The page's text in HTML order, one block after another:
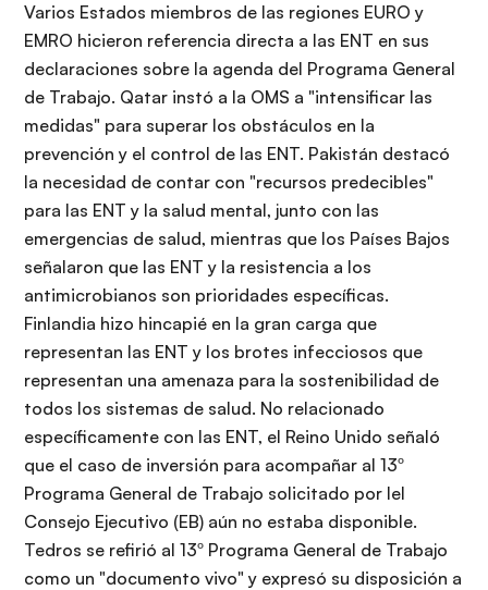
Varios Estados miembros de las regiones EURO y
EMRO hicieron referencia directa a las ENT en sus
declaraciones sobre la agenda del Programa General
de Trabajo. Qatar instó a la OMS a "intensificar las
medidas" para superar los obstáculos en la
prevención y el control de las ENT. Pakistán destacó
la necesidad de contar con "recursos predecibles"
para las ENT y la salud mental, junto con las
emergencias de salud, mientras que los Países Bajos
señalaron que las ENT y la resistencia a los
antimicrobianos son prioridades específicas.
Finlandia hizo hincapié en la gran carga que
representan las ENT y los brotes infecciosos que
representan una amenaza para la sostenibilidad de
todos los sistemas de salud. No relacionado
específicamente con las ENT, el Reino Unido señaló
que el caso de inversión para acompañar al 13º
Programa General de Trabajo solicitado por lel
Consejo Ejecutivo (EB) aún no estaba disponible.
Tedros se refirió al 13º Programa General de Trabajo
como un "documento vivo" y expresó su disposición a